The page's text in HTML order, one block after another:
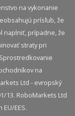
na vykonanie
prísľub, že
naplniť, prípadne, že
straty pri
na
Ltd - evropský
13. RoboMarkets Ltd
EES.